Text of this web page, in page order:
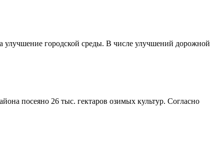
улучшение городской среды. В числе улучшений дорожной
посеяно 26 тыс. гектаров озимых культур. Согласно